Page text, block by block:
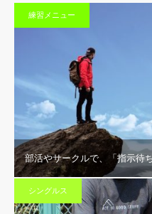
練習メニュー
部活やサークルで、「指示待
シングルス